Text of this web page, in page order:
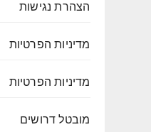
הצהרת נגישות
מדיניות הפרטיות
מדיניות הפרטיות
מובטל דרושים